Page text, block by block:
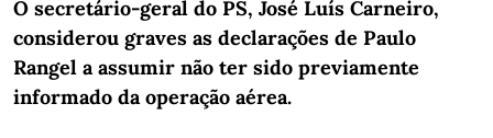
O secretário-geral do PS, José Luís Carneiro,
considerou graves as declarações de Paulo
Rangel a assumir não ter sido previamente
informado da operação aérea.